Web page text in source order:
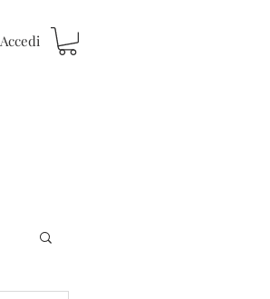
Accedi